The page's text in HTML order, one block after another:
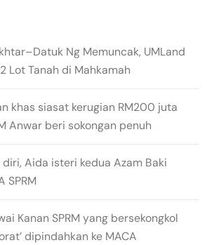
Ng Memuncak, UMLand
Lot Tanah di Mahkamah
khas siasat kerugian RM200 juta
Anwar beri sokongan penuh
diri, Aida isteri kedua Azam Baki
SPRM
Kanan SPRM yang bersekongkol
dipindahkan ke MACA